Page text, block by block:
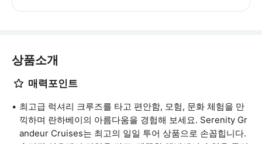
상품소개
매력포인트
최고급 럭셔리 크루즈를 타고 편안함, 모험, 문화 체험을 만
끽하며 란하베이의 아름다움을 경험해 보세요. Serenity Gr
andeur Cruises는 최고의 일일 투어 상품으로 손꼽힙니다.